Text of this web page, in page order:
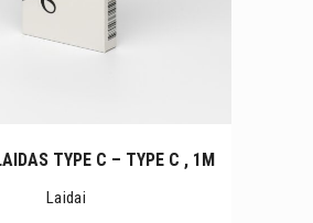
TYPE C – TYPE C , 1M
Laidai